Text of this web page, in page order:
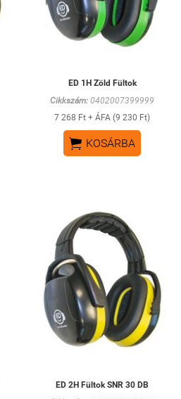
ED 1H Zöld Fültok
Cikkszám: 0402007399999
7 268 Ft + ÁFA (9 230 Ft)
 KOSÁRBA
ED 2H Fültok SNR 30 DB